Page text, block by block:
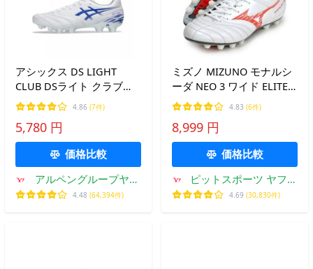
アシックス DS LIGHT
CLUB DSライト クラブ
1103A128 サッカー スパイ
クシューズ ディーエスラ
イト : ホワイト×ブルー
asics
4.86 (7件)
5,780 円
価格比較
アルペングループヤフ
ー店
4.48 (64,394件)
ミズノ MIZUNO モナルシ
ーダ NEO 3 ワイド ELITE
(MONARCIDA) サッカース
パイク WIDE
24SS(P1GA242160)
4.83 (6件)
8,999 円
価格比較
ピットスポーツ ヤフー
店
4.69 (30,830件)